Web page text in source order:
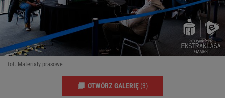
fot. Materiały prasowe
OTWÓRZ GALERIĘ (3)